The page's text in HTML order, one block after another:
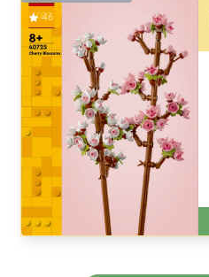
4.6